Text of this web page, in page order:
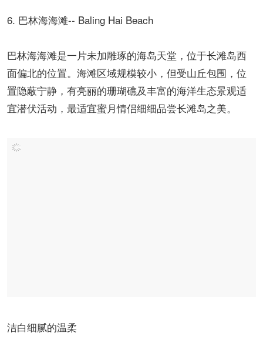
6. 巴林海海滩-- Baling Hai Beach
巴林海海滩是一片未加雕琢的海岛天堂，位于长滩岛西
面偏北的位置。海滩区域规模较小，但受山丘包围，位
置隐蔽宁静，有亮丽的珊瑚礁及丰富的海洋生态景观适
宜潜伏活动，最适宜蜜月情侣细细品尝长滩岛之美。
洁白细腻的温柔